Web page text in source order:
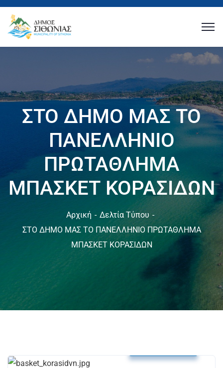
ΣΤΟ ΔΗΜΟ ΜΑΣ ΤΟ
ΠΑΝΕΛΛΗΝΙΟ
ΠΡΩΤΑΘΛΗΜΑ
ΜΠΑΣΚΕΤ ΚΟΡΑΣΙΔΩΝ
Αρχική
Δελτία Τύπου
ΣΤΟ ΔΗΜΟ ΜΑΣ ΤΟ ΠΑΝΕΛΛΗΝΙΟ ΠΡΩΤΑΘΛΗΜΑ
ΜΠΑΣΚΕΤ ΚΟΡΑΣΙΔΩΝ